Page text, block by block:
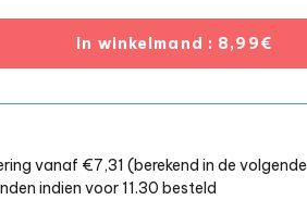
In winkelmand : 8,99€
vanaf €7,31 (berekend in de volgende
indien voor 11.30 besteld